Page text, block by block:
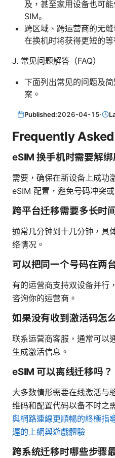
及，甚至家用设备也可
SIM。
跨区域、跨运营商的无
在换机时将获得更短的
J. 常见问题解答（FAQ）
下面列出常见的问题及
案。
Published:2026-04-15·
Frequently
eSIM 换手机时需要解绑
需要，确保在新设备上成功
eSIM 配置，避免号码冲突
跨平台迁移需要多长时
通常几分钟到十几分钟，具
络情况。
可以把同一个号码在两
有的运营商支持双设备并行
咨询你的运营商。
如果没有收到激活码怎
联系运营商客服，通常可以
生成激活信息。
eSIM 可以离线迁移吗？
大多数情形需要在线激活与
维码和配置代码以备不时之
與網路連線更順暢的終極指
遲的上網與遊戲體驗
跨系统迁移时哪些步骤